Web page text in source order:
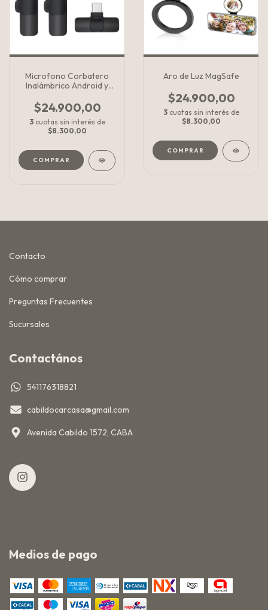
Microfono Corbatero
Inalámbrico Android y
$24.900,00
3 cuotas sin interés de
$8.300,00
Aro de Luz MagSafe
$24.900,00
3 cuotas sin interés de
$8.300,00
COMPRAR
Contacto
Cómo comprar
Preguntas Frecuentes
Sucursales
Contactános
541176318821
cabildocarcasa@gmail.com
Avenida Cabildo 1572, CABA
Medios de pago